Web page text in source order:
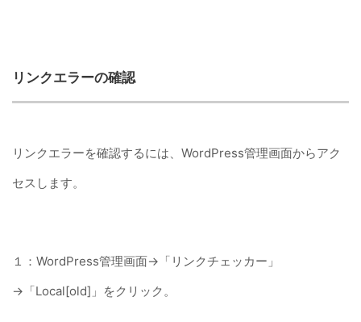
リンクエラーの確認
リンクエラーを確認するには、WordPress管理画面からアク
セスします。
１：WordPress管理画面→「リンクチェッカー」
→「Local[old]」をクリック。